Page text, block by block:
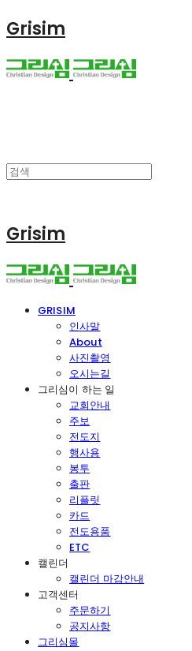
Grisim
Grisim
GRISIM
인사말
About
사진촬영
오시는길
그리심이 하는 일
교회안내
주보
전도지
행사용
봉투
출판
리플릿
카드
전도용품
ETC
캘린더
캘린더 마감안내
고객센터
주문하기
공지사항
그리심몰